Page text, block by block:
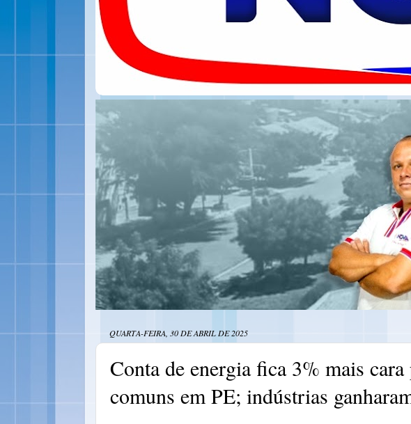
QUARTA-FEIRA, 30 DE ABRIL DE 2025
Conta de energia fica 3% mais
comuns em PE; indústrias